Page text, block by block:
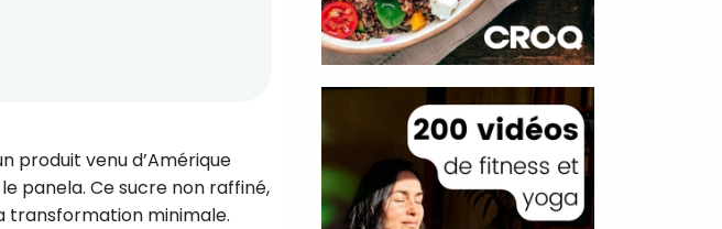
produit venu d’Amérique
panela. Ce sucre non raffiné,
transformation minimale.